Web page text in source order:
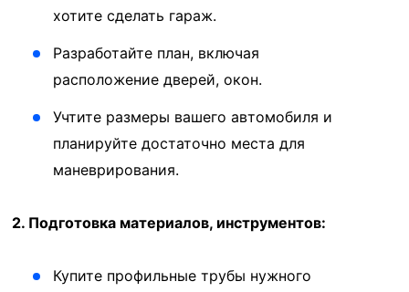
хотите сделать гараж.
Разработайте план, включая
расположение дверей, окон.
Учтите размеры вашего автомобиля и
планируйте достаточно места для
маневрирования.
2. Подготовка материалов, инструментов:
Купите профильные трубы нужного